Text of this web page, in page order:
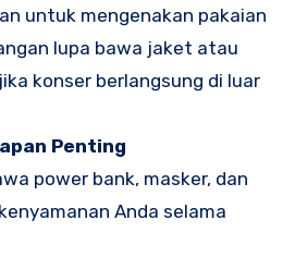
untuk mengenakan pakaian
lupa bawa jaket atau
konser berlangsung di luar
Penting
power bank, masker, dan
Anda selama